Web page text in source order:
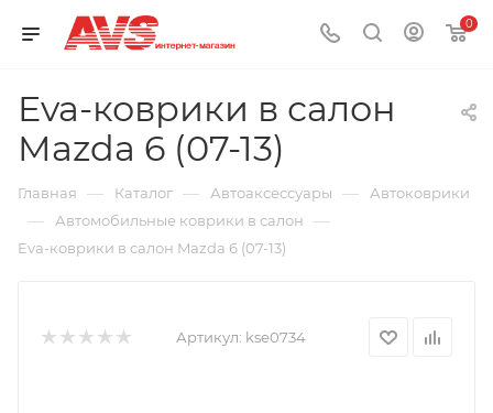
0
Eva-коврики в салон
Mazda 6 (07-13)
Главная — Каталог — Автоаксессуары — Автоковрики
— Автомобильные коврики в салон —
Eva-коврики в салон Mazda 6 (07-13)
Артикул: kse0734